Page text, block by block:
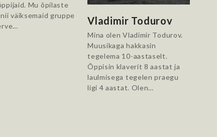
Mu õpilaste
väiksemaid gruppe
Vladimir Todurov
Mina olen Vladimir Todurov.
Muusikaga hakkasin
tegelema 10-aastaselt.
Õppisin klaverit 8 aastat ja
laulmisega tegelen praegu
ligi 4 aastat. Olen…